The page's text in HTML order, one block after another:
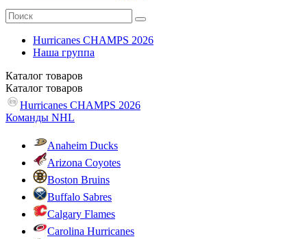
Hurricanes CHAMPS 2026
Наша группа
Каталог товаров
Каталог товаров
Hurricanes CHAMPS 2026
Команды NHL
Anaheim Ducks
Arizona Coyotes
Boston Bruins
Buffalo Sabres
Calgary Flames
Carolina Hurricanes